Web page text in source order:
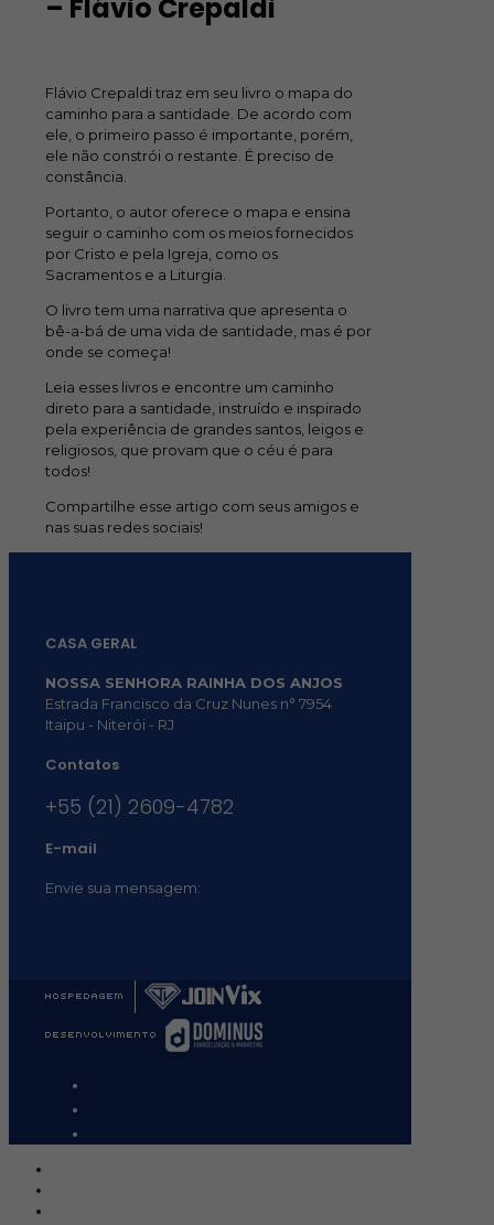
– Flávio Crepaldi
Flávio Crepaldi traz em seu livro o mapa do
caminho para a santidade. De acordo com
ele, o primeiro passo é importante, porém,
ele não constrói o restante. É preciso de
constância.
Portanto, o autor oferece o mapa e ensina
seguir o caminho com os meios fornecidos
por Cristo e pela Igreja, como os
Sacramentos e a Liturgia.
O livro tem uma narrativa que apresenta o
bê-a-bá de uma vida de santidade, mas é por
onde se começa!
Leia esses livros e encontre um caminho
direto para a santidade, instruído e inspirado
pela experiência de grandes santos, leigos e
religiosos, que provam que o céu é para
todos!
Compartilhe esse artigo com seus amigos e
nas suas redes sociais!
CASA GERAL
NOSSA SENHORA RAINHA DOS ANJOS
Estrada Francisco da Cruz Nunes n° 7954
Itaipu - Niterói - RJ
Contatos
+55 (21) 2609-4782
E-mail
Envie sua mensagem: